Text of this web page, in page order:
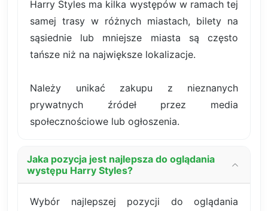
Harry Styles ma kilka występów w ramach tej
samej trasy w różnych miastach, bilety na
sąsiednie lub mniejsze miasta są często
tańsze niż na największe lokalizacje.
Należy unikać zakupu z nieznanych
prywatnych źródeł przez media
społecznościowe lub ogłoszenia.
Jaka pozycja jest najlepsza do oglądania
występu Harry Styles?
Wybór najlepszej pozycji do oglądania